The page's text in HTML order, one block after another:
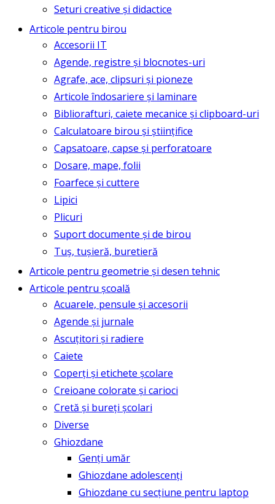
Seturi creative și didactice
Articole pentru birou
Accesorii IT
Agende, registre și blocnotes-uri
Agrafe, ace, clipsuri și pioneze
Articole îndosariere și laminare
Bibliorafturi, caiete mecanice și clipboard-uri
Calculatoare birou și științifice
Capsatoare, capse și perforatoare
Dosare, mape, folii
Foarfece și cuttere
Lipici
Plicuri
Suport documente și de birou
Tuș, tușieră, buretieră
Articole pentru geometrie și desen tehnic
Articole pentru școală
Acuarele, pensule și accesorii
Agende și jurnale
Ascuțitori și radiere
Caiete
Coperți și etichete școlare
Creioane colorate și carioci
Cretă și bureți școlari
Diverse
Ghiozdane
Genți umăr
Ghiozdane adolescenți
Ghiozdane cu secțiune pentru laptop